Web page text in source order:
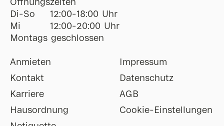
Öffnungszeiten
Di-So
12:00-18:00 Uhr
Mi
12:00-20:00 Uhr
Montags geschlossen
Anmieten
Kontakt
Karriere
Hausordnung
Impressum
Datenschutz
AGB
Cookie-Einstellungen